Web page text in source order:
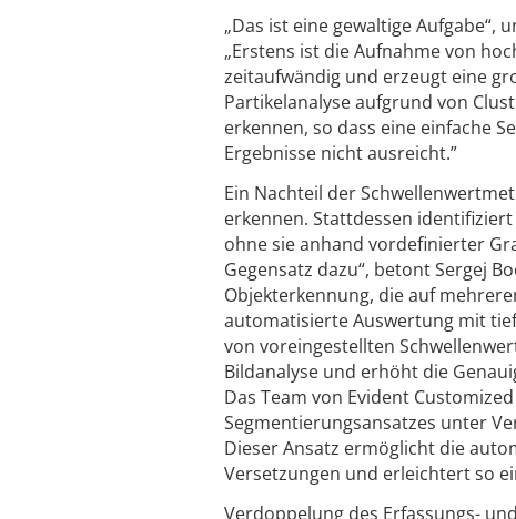
„Das ist eine gewaltige
„Erstens ist die Aufnahme von
zeitaufwändig und erzeugt eine
Partikelanalyse aufgrund von
erkennen, so dass eine einfache
Ergebnisse nicht ausreicht.”
Ein Nachteil der
erkennen. Stattdessen
ohne sie anhand vordefinierter
Gegensatz dazu“, betont Sergej
Objekterkennung, die auf
automatisierte Auswertung mit
von voreingestellten
Bildanalyse und erhöht die
Das Team von Evident
Segmentierungsansatzes unter
Dieser Ansatz ermöglicht die
Versetzungen und erleichtert so
Verdoppelung des Erfassungs-